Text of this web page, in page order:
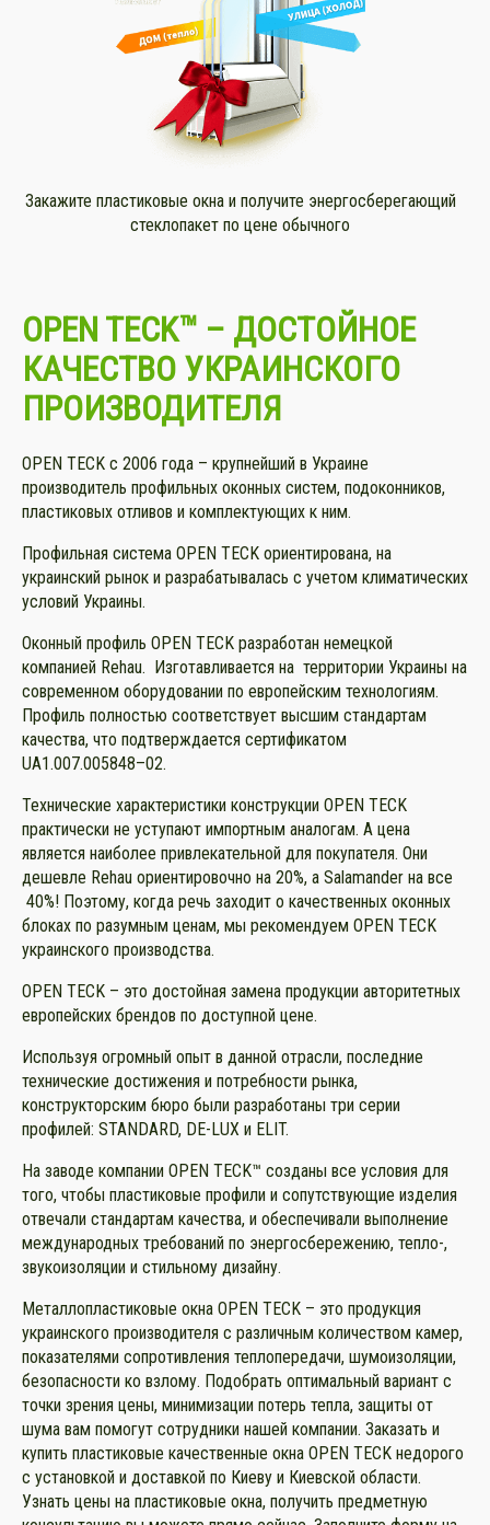
Закажите пластиковые окна и получите энергосберегающий
стеклопакет по цене обычного
OPEN TECK™ – ДОСТОЙНОЕ
КАЧЕСТВО УКРАИНСКОГО
ПРОИЗВОДИТЕЛЯ
OPEN TECK с 2006 года – крупнейший в Украине
производитель профильных оконных систем, подоконников,
пластиковых отливов и комплектующих к ним.
Профильная система OPEN TECK ориентирована, на
украинский рынок и разрабатывалась с учетом климатических
условий Украины.
Оконный профиль OPEN TECK разработан немецкой
компанией Rehau. Изготавливается на территории Украины на
современном оборудовании по европейским технологиям.
Профиль полностью соответствует высшим стандартам
качества, что подтверждается сертификатом
UA1.007.005848–02.
Технические характеристики конструкции OPEN TECK
практически не уступают импортным аналогам. А цена
является наиболее привлекательной для покупателя. Они
дешевле Rehau ориентировочно на 20%, а Salamander на все
40%! Поэтому, когда речь заходит о качественных оконных
блоках по разумным ценам, мы рекомендуем OPEN TECK
украинского производства.
OPEN TECK – это достойная замена продукции авторитетных
европейских брендов по доступной цене.
Используя огромный опыт в данной отрасли, последние
технические достижения и потребности рынка,
конструкторским бюро были разработаны три серии
профилей: STANDARD, DE-LUX и ELIT.
На заводе компании OPEN TECK™ созданы все условия для
того, чтобы пластиковые профили и сопутствующие изделия
отвечали стандартам качества, и обеспечивали выполнение
международных требований по энергосбережению, тепло-,
звукоизоляции и стильному дизайну.
Металлопластиковые окна OPEN TECK – это продукция
украинского производителя с различным количеством камер,
показателями сопротивления теплопередачи, шумоизоляции,
безопасности ко взлому. Подобрать оптимальный вариант с
точки зрения цены, минимизации потерь тепла, защиты от
шума вам помогут сотрудники нашей компании. Заказать и
купить пластиковые качественные окна OPEN TECK недорого
с установкой и доставкой по Киеву и Киевской области.
Узнать цены на пластиковые окна, получить предметную